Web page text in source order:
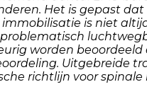
Het is gepast
is niet
worden
Uitgebreide
richtlijn voor